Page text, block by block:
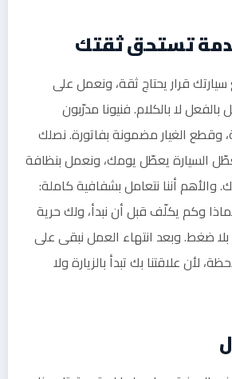
تستحق ثقتك
قرار يحتاج ثقة، ونعمل على
لا بالكلام. فنيونا مدرّبون
وقطع الغيار مضمونة بفاتورة. نصلك
السيارة يعطّل يومك، ونعمل بنظافة
أننا نتعامل بشفافية كاملة:
وكم يكلّف قبل أن نبدأ، ولك حرية
ضغط. وبعد انتهاء العمل نبقى على
لأن علاقتنا بك تبدأ بالزيارة ولا